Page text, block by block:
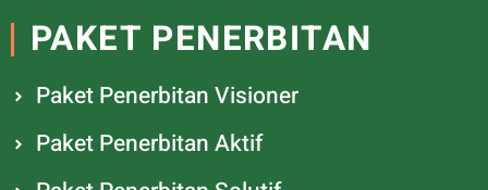
PAKET PENERBITAN
Paket Penerbitan Visioner
Paket Penerbitan Aktif